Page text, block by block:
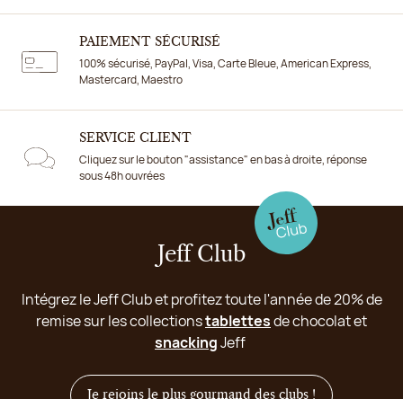
PAIEMENT SÉCURISÉ
100% sécurisé, PayPal, Visa, Carte Bleue, American Express,
Mastercard, Maestro
SERVICE CLIENT
Cliquez sur le bouton "assistance" en bas à droite, réponse
sous 48h ouvrées
Jeff Club
Intégrez le Jeff Club et profitez toute l'année de 20% de
remise sur les collectionstablettesde chocolat et
snackingJeff
Je rejoins le plus gourmand des clubs !